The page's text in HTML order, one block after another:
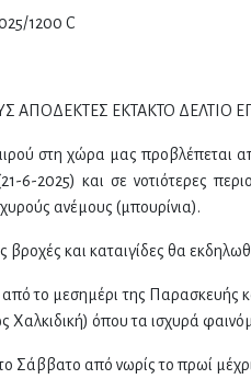
1200 C
ΑΠΟΔΕΚΤΕΣ ΕΚΤΑΚΤΟ ΔΕΛΤΙΟ
στη χώρα μας προβλέπεται
6-2025) και σε νοτιότερες
ανέμους (μπουρίνια).
βροχές και καταιγίδες θα
το μεσημέρι της Παρασκευής
Χαλκιδική) όπου τα ισχυρά
Σάββατο από νωρίς το πρωί